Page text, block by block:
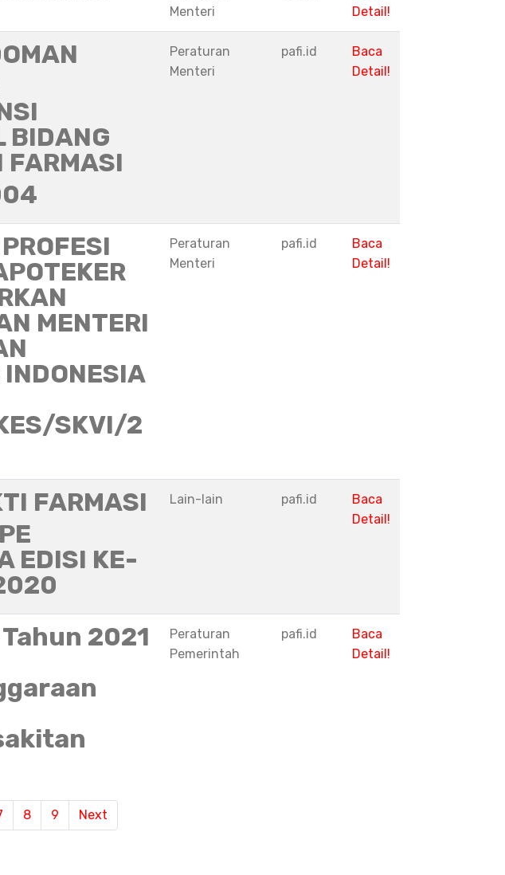
Menteri
Detail!
BIDANG
FARMASI
Peraturan
Menteri
pafi.id
Baca
Detail!
MENTERI
SKVI/2
Peraturan
Menteri
pafi.id
Baca
Detail!
FARMASI
EDISI KE-
Lain-lain pafi.id
Baca
Detail!
Tahun 2021
Peraturan
Pemerintah
pafi.id
Baca
Detail!
8 9 Next